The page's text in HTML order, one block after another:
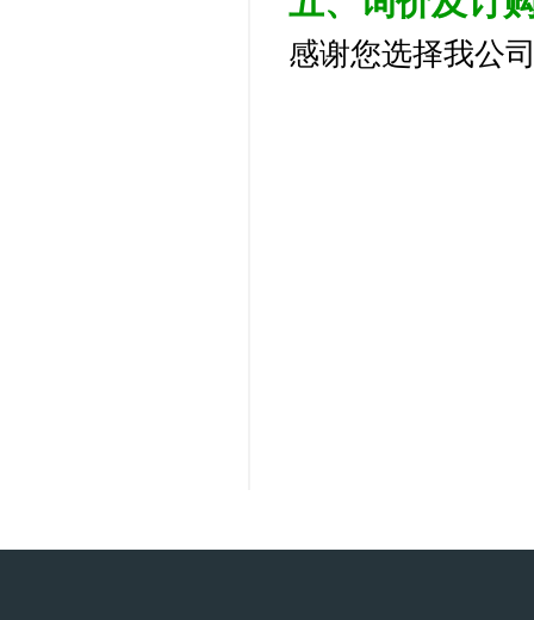
感谢您选择我公